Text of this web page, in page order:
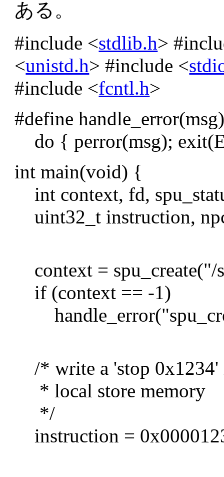
ある。
#include <stdlib.h>
<unistd.h> #include <
#include <fcntl.h>
#define
do { perror(msg);
int main(void) {
int context, fd,
uint32_t instruction,
context = spu_create("/
if (context == -1)
/* write a 'stop 0x1234'
* local store memory
*/
instruction =